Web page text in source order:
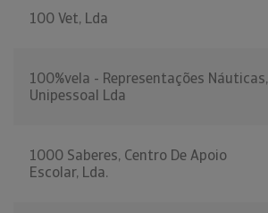
100 Vet, Lda
100%vela - Representações Náuticas,
Unipessoal Lda
1000 Saberes, Centro De Apoio
Escolar, Lda.